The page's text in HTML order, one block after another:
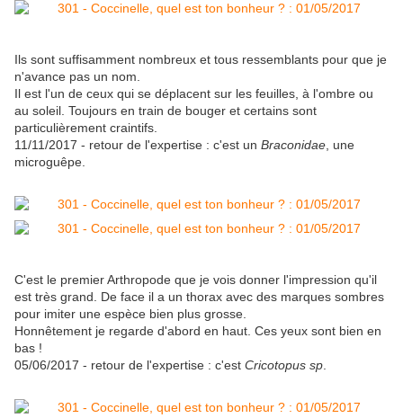
Ils sont suffisamment nombreux et tous ressemblants pour que je
n'avance pas un nom.
Il est l'un de ceux qui se déplacent sur les feuilles, à l'ombre ou
au soleil. Toujours en train de bouger et certains sont
particulièrement craintifs.
11/11/2017 - retour de l'expertise : c'est un Braconidae , une
microguêpe.
C'est le premier Arthropode que je vois donner l'impression qu'il
est très grand. De face il a un thorax avec des marques sombres
pour imiter une espèce bien plus grosse.
Honnêtement je regarde d'abord en haut. Ces yeux sont bien en
bas !
05/06/2017 - retour de l'expertise : c'est Cricotopus sp